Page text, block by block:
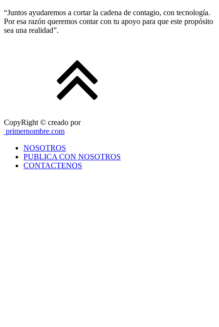
“Juntos ayudaremos a cortar la cadena de contagio, con tecnología.
Por esa razón queremos contar con tu apoyo para que este propósito
sea una realidad”.
CopyRight © creado por
primernombre.com
NOSOTROS
PUBLICA CON NOSOTROS
CONTACTENOS